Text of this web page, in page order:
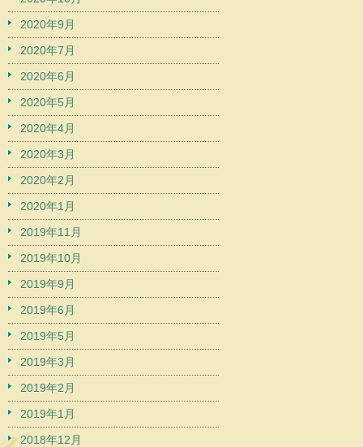
2020年9月
2020年7月
2020年6月
2020年5月
2020年4月
2020年3月
2020年2月
2020年1月
2019年11月
2019年10月
2019年9月
2019年6月
2019年5月
2019年3月
2019年2月
2019年1月
2018年12月